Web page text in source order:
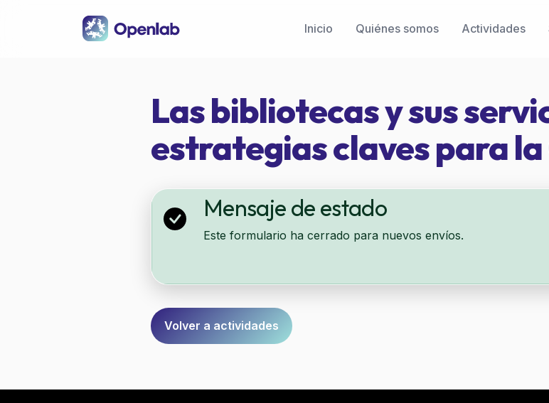
Inicio
Quiénes somos Actividades
Las bibliotecas y sus
estrategias claves para
Mensaje de estado
Este formulario ha cerrado para nuevos envíos.
Volver a actividades